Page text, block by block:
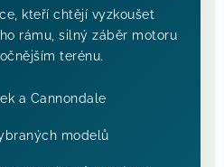
kteří chtějí vyzkoušet
rámu, silný záběr motoru
terénu.
a Cannondale
modelů